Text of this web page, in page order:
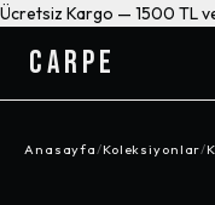
Ücretsiz Kargo — 1500 TL
CARPE
Anasayfa/Koleksiyonlar/